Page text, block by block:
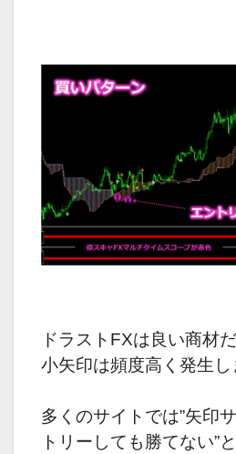
ドラストFXは良い商材
小矢印は頻度高く発生し
多くのサイトでは”矢印
トリーしても勝てない”